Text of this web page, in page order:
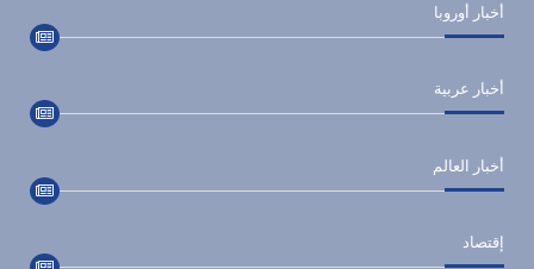
أخبار أوروبا
أخبار عربية
أخبار العالم
إقتصاد